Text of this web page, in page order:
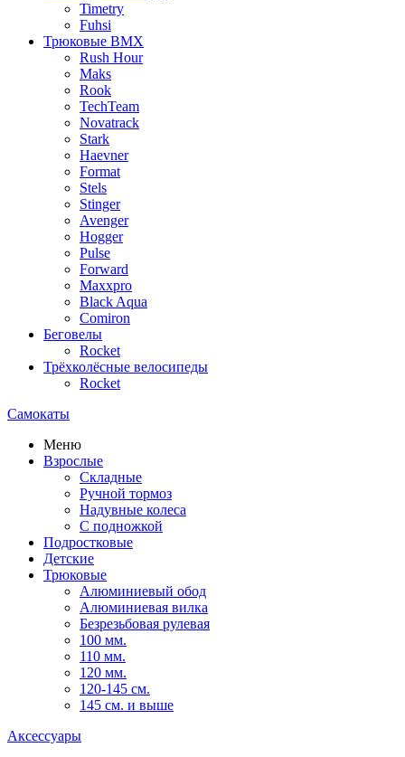
Timetry
Fuhsi
Трюковые BMX
Rush Hour
Maks
Rook
TechTeam
Novatrack
Stark
Haevner
Format
Stels
Stinger
Avenger
Hogger
Pulse
Forward
Maxxpro
Black Aqua
Comiron
Беговелы
Rocket
Трёхколёсные велосипеды
Rocket
Самокаты
Меню
Взрослые
Складные
Ручной тормоз
Надувные колеса
С подножкой
Подростковые
Детские
Трюковые
Алюминиевый обод
Алюминиевая вилка
Безрезьбовая рулевая
100 мм.
110 мм.
120 мм.
120-145 см.
145 см. и выше
Аксессуары